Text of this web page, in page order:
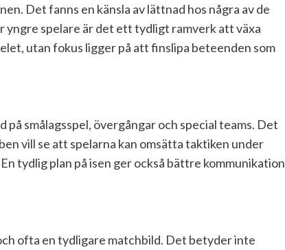
Det fanns en känsla av lättnad hos några av de
spelare är det ett tydligt ramverk att växa
utan fokus ligger på att finslipa beteenden som
smålagsspel, övergångar och special teams. Det
vill se att spelarna kan omsätta taktiken under
tydlig plan på isen ger också bättre kommunikation
ofta en tydligare matchbild. Det betyder inte